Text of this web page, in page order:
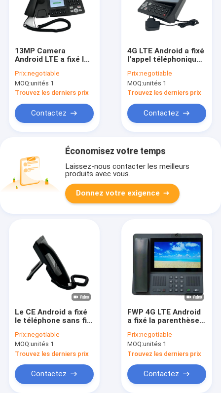
13MP Camera
Android LTE a fixé la
lentille sans fil de la
ligne terrestre 4G
SIM Network Video
Prix:negotiable
MOQ:unités 1
Trouvez les derniers prix
Contactez
4G LTE Android a fixé
l'appel téléphonique
fil écran tactile de
5,5 pouces
Prix:negotiable
MOQ:unités 1
Trouvez les derniers prix
Contactez
Économisez votre temps
Laissez-nous contacter les meilleurs
produits avec vous.
Donnez votre exigence
Le CE Android a fixé
le téléphone sans fil,
téléphone sans fil
avec le point
névralgique de WIFI
Prix:negotiable
MOQ:unités 1
Trouvez les derniers prix
Contactez
FWP 4G LTE Android
a fixé la parenthèse
de téléphone de
bureau sans fil
pliable
Prix:negotiable
MOQ:unités 1
Trouvez les derniers prix
Contactez